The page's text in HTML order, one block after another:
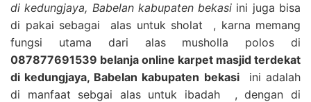
di kedungjaya, Babelan kabupaten bekasi ini juga bisa
di pakai sebagai alas untuk sholat , karna memang
fungsi utama dari alas musholla polos di
087877691539 belanja online karpet masjid terdekat
di kedungjaya, Babelan kabupaten bekasiini adalah
di manfaat sebgai alas untuk ibadah , dengan di